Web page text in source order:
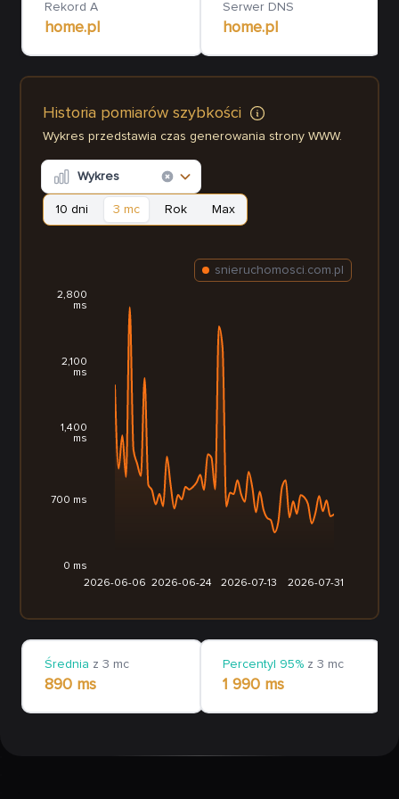
Rekord A
home.pl
Serwer DNS
home.pl
Historia pomiarów szybkości
Wykres przedstawia czas generowania strony WWW.
Wykres
10 dni 3 mc Rok Max
2026-06-06 2026-06-24 2026-07-13 2026-07-31
0 ms
700 ms
1,400
ms
2,100
ms
2,800
ms
snieruchomosci.com.pl
Średnia z 3 mc
890 ms
Percentyl 95% z 3 mc
1 990 ms